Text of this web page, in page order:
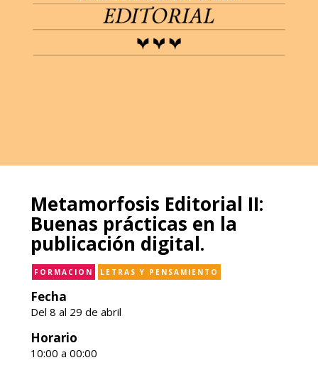
Metamorfosis Editorial II:
Buenas prácticas en la
publicación digital.
FORMACION LETRAS Y PENSAMIENTO
Fecha
Del 8 al 29 de abril
Horario
10:00 a 00:00